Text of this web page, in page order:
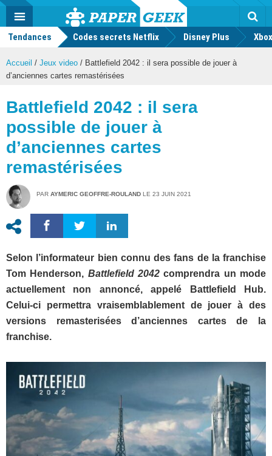
Actu
geek
MENU
Tendances Codes secrets Netflix Disney Plus
Accueil / Jeux video / Battlefield 2042 : il sera possible de jouer à
d’anciennes cartes remastérisées
Battlefield 2042 : il sera
possible de jouer à
d’anciennes cartes
remastérisées
PAR AYMERIC GEOFFRE-ROULAND LE 23 JUIN 2021
Selon l’informateur bien connu des fans de la franchise
Tom Henderson, Battlefield 2042 comprendra un mode
actuellement non annoncé, appelé Battlefield Hub.
Celui-ci permettra vraisemblablement de jouer à des
versions remasterisées d’anciennes cartes de la
franchise.
Mode
FacebookTwitter Youtube